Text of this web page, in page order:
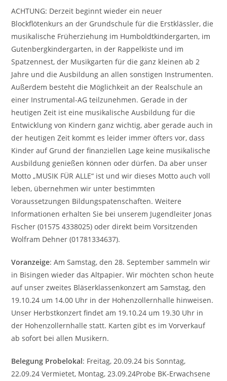
ACHTUNG: Derzeit beginnt wieder ein neuer
Blockflötenkurs an der Grundschule für die Erstklässler, die
musikalische Früherziehung im Humboldtkindergarten, im
Gutenbergkindergarten, in der Rappelkiste und im
Spatzennest, der Musikgarten für die ganz kleinen ab 2
Jahre und die Ausbildung an allen sonstigen Instrumenten.
Außerdem besteht die Möglichkeit an der Realschule an
einer Instrumental-AG teilzunehmen. Gerade in der
heutigen Zeit ist eine musikalische Ausbildung für die
Entwicklung von Kindern ganz wichtig, aber gerade auch in
der heutigen Zeit kommt es leider immer öfters vor, dass
Kinder auf Grund der finanziellen Lage keine musikalische
Ausbildung genießen können oder dürfen. Da aber unser
Motto „MUSIK FÜR ALLE“ ist und wir dieses Motto auch voll
leben, übernehmen wir unter bestimmten
Voraussetzungen Bildungspatenschaften. Weitere
Informationen erhalten Sie bei unserem Jugendleiter Jonas
Fischer (01575 4338025) oder direkt beim Vorsitzenden
Wolfram Dehner (01781334637).
Voranzeige: Am Samstag, den 28. September sammeln wir
in Bisingen wieder das Altpapier. Wir möchten schon heute
auf unser zweites Bläserklassenkonzert am Samstag, den
19.10.24 um 14.00 Uhr in der Hohenzollernhalle hinweisen.
Unser Herbstkonzert findet am 19.10.24 um 19.30 Uhr in
der Hohenzollernhalle statt. Karten gibt es im Vorverkauf
ab sofort bei allen Musikern.
Belegung Probelokal: Freitag, 20.09.24 bis Sonntag,
22.09.24 Vermietet, Montag, 23.09.24Probe BK-Erwachsene